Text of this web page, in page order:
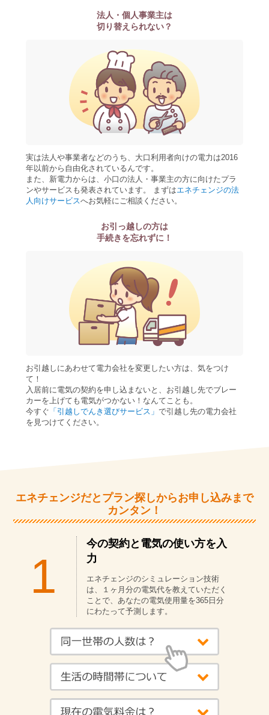
法人・個人事業主は
切り替えられない？
実は法人や事業者などのうち、大口利用者向けの電力は2016
年以前から自由化されているんです。
また、新電力からは、小口の法人・事業主の方に向けたプラ
ンやサービスも発表されています。 まずはエネチェンジの法
人向けサービスへお気軽にご相談ください。
お引っ越しの方は
手続きを忘れずに！
お引越しにあわせて電力会社を変更したい方は、気をつけ
て！
入居前に電気の契約を申し込まないと、お引越し先でブレー
カーを上げても電気がつかない！なんてことも。
今すぐ 「引越しでんき選びサービス」 で引越し先の電力会社
を見つけてください。
エネチェンジだとプラン探しからお申し込みまで
カンタン！
1
今の契約と電気の使い方を入
力
エネチェンジのシミュレーション技術
は、１ヶ月分の電気代を教えていただく
ことで、あなたの電気使用量を365日分
にわたって予測します。